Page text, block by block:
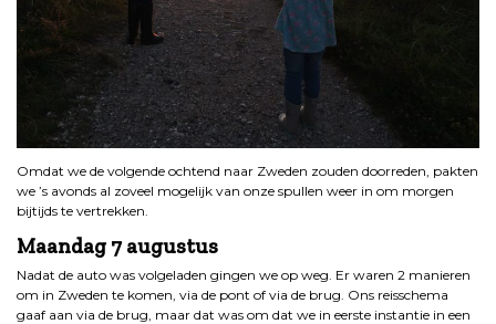
Omdat we de volgende ochtend naar Zweden zouden doorreden, pakten
we ’s avonds al zoveel mogelijk van onze spullen weer in om morgen
bijtijds te vertrekken.
Maandag 7 augustus
Nadat de auto was volgeladen gingen we op weg. Er waren 2 manieren
om in Zweden te komen, via de pont of via de brug. Ons reisschema
gaaf aan via de brug, maar dat was om dat we in eerste instantie in een